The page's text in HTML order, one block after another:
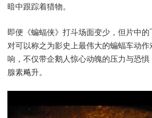
暗中跟踪着猎物。
即便《蝙蝠侠》打斗场面变少，但片中
对可以称之为影史上最伟大的蝙蝠车动
响，不仅带企鹅人惊心动魄的压力与恐
腺素飚升。